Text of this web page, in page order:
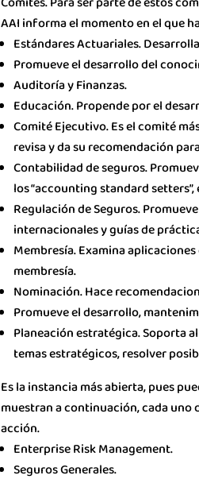
AAI informa el momento en el que
Estándares Actuariales.
Promueve el desarrollo del
Auditoría y Finanzas.
Educación. Propende por el
Comité Ejecutivo. Es el comité
revisa y da su recomendación
Contabilidad de seguros.
los “accounting standard setters”,
Regulación de Seguros.
internacionales y guías de
Membresía. Examina
membresía.
Nominación. Hace
Promueve el desarrollo,
Planeación estratégica. Soporta
temas estratégicos, resolver
Es la instancia más abierta, pues
muestran a continuación, cada uno
acción.
Enterprise Risk Management.
Seguros Generales.